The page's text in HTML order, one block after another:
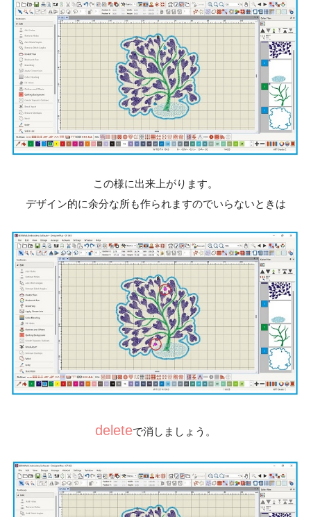
この様に出来上がります。
デザイン的に余分な所も作られますのでいらないときは
deleteで消しましょう。